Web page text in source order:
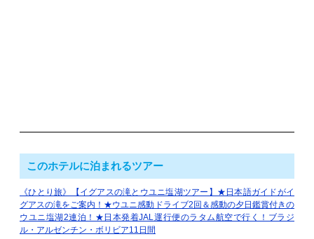
このホテルに泊まれるツアー
《ひとり旅》【イグアスの滝とウユニ塩湖ツアー】★日本語ガイドがイ
グアスの滝をご案内！★ウユニ感動ドライブ2回＆感動の夕日鑑賞付きの
ウユニ塩湖2連泊！★日本発着JAL運行便のラタム航空で行く！ブラジ
ル・アルゼンチン・ボリビア11日間